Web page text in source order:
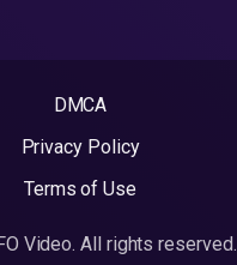
DMCA
Privacy Policy
Terms of Use
Video. All rights reserved.